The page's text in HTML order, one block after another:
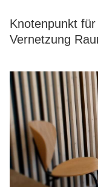
Knotenpunkt
Vernetzung